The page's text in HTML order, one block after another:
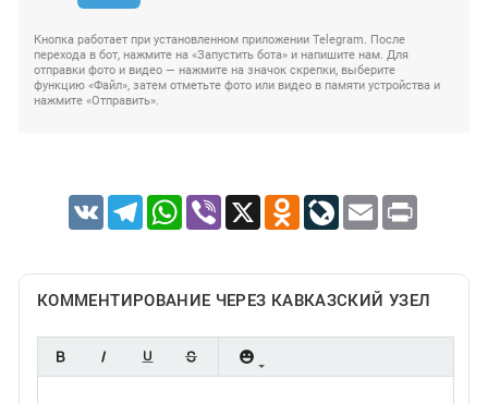
Кнопка работает при установленном приложении Telegram. После
перехода в бот, нажмите на «Запустить бота» и напишите нам. Для
отправки фото и видео — нажмите на значок скрепки, выберите
функцию «Файл», затем отметьте фото или видео в памяти устройства и
нажмите «Отправить».
VK TelegramWhatsApp
Viber X Odnoklassniki
LiveJournal
Email Print
КОММЕНТИРОВАНИЕ ЧЕРЕЗ КАВКАЗСКИЙ УЗЕЛ